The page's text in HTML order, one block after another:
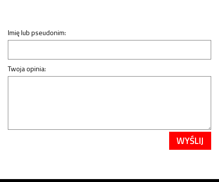
Imię lub pseudonim:
Twoja opinia:
WYŚLIJ